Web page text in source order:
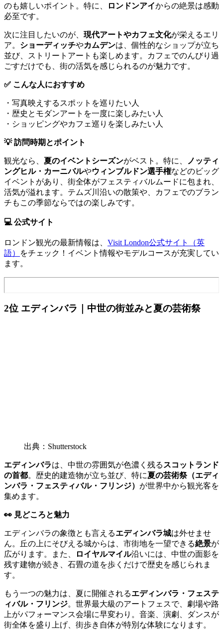
のも嬉しいポイント。特に、
ロンドンアイからの絶景は感動
必至です。
次に注目したいのが、 現代アートやカフェ文化が栄えるエリ
ア。 ショーディッチやカムデンは、個性的なショップが立ち
並び、ストリートアートも楽しめます。カフェでのんびり過
ごすだけでも、街の活気を感じられるのが魅力です。
✅ こんな人におすすめ
・写真映えするスポットを巡りたい人
・歴史とモダンアートを一度に楽しみたい人
・ショッピングやカフェ巡りを楽しみたい人
💡 訪問時期とポイント
観光なら、 夏のイベントシーズンがベスト。特に、
ノッティ
ングヒル・カーニバルやウィンブルドン選手権などのビッグ
イベントがあり、街全体がフェスティバルムードに包まれ、
活気が溢れます。テムズ川沿いの散策や、カフェでのブラン
チもこの季節ならではの楽しみです。
💻 公式サイト
ロンドン観光の最新情報は、 Visit London公式サイト（英
語）
をチェック！イベント情報やモデルコースが充実してい
ます。
2位 エディンバラ｜中世の街並みと夏の芸術祭
出典：Shutterstock
エディンバラは、中世の雰囲気が色濃く残る スコットランド
の首都。歴史的建造物が立ち並び、特に夏の芸術祭（エディ
ンバラ・フェスティバル・フリンジ） が世界中から観光客を
集めます。
👀 見どころと魅力
エディンバラの象徴とも言えるエディンバラ城は外せませ
ん。丘の上にそびえる城からは、市街地を一望できる絶景が
広がります。また、
ロイヤルマイル沿いには、中世の面影を
残す建物が続き、石畳の道を歩くだけで歴史を感じられま
す。
もう一つの魅力は、夏に開催されるエディンバラ・フェステ
ィバル・フリンジ。世界最大級のアートフェスで、劇場や路
上がパフォーマンス会場に早変わり。音楽、演劇、ダンスが
街全体を盛り上げ、街歩き自体が特別な体験になります。